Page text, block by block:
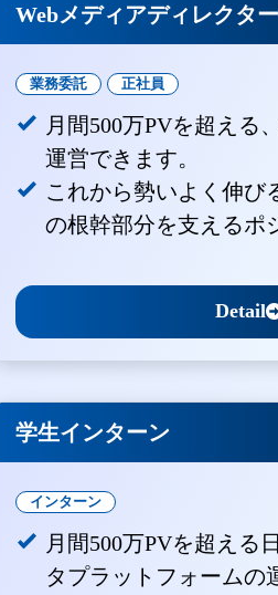
Webメディアディレクター
業務委託 正社員
月間500万PVを超える
運営できます。
これから勢いよく伸び
の根幹部分を支えるポ
Detail
学生インターン
インターン
月間500万PVを超える
タプラットフォームの